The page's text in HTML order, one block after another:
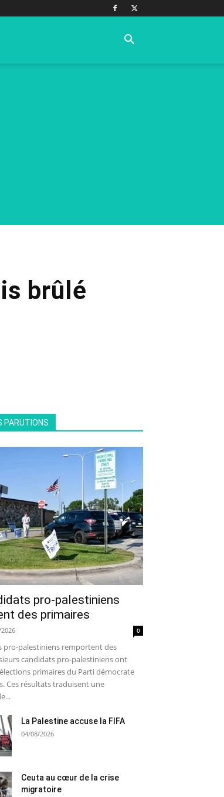
brûlé
PARUTIONS
pro-palestiniens
des primaires
0
pro-palestiniens remportent des
candidats pro-palestiniens ont
primaires du Parti démocrate
Ces résultats traduisent une
La Palestine accuse la FIFA
04/08/2026
Ceuta au cœur de la crise
migratoire